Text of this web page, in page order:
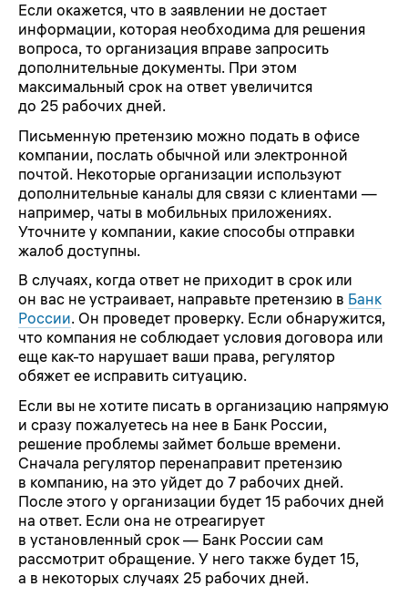
Если окажется, что в заявлении не достает
информации, которая необходима для решения
вопроса, то организация вправе запросить
дополнительные документы. При этом
максимальный срок на ответ увеличится
до 25 рабочих дней.
Письменную претензию можно подать в офисе
компании, послать обычной или электронной
почтой. Некоторые организации используют
дополнительные каналы для связи с клиентами —
например, чаты в мобильных приложениях.
Уточните у компании, какие способы отправки
жалоб доступны.
В случаях, когда ответ не приходит в срок или
он вас не устраивает, направьте претензию в Банк
России. Он проведет проверку. Если обнаружится,
что компания не соблюдает условия договора или
еще как-то нарушает ваши права, регулятор
обяжет ее исправить ситуацию.
Если вы не хотите писать в организацию напрямую
и сразу пожалуетесь на нее в Банк России,
решение проблемы займет больше времени.
Сначала регулятор перенаправит претензию
в компанию, на это уйдет до 7 рабочих дней.
После этого у организации будет 15 рабочих дней
на ответ. Если она не отреагирует
в установленный срок — Банк России сам
рассмотрит обращение. У него также будет 15,
а в некоторых случаях 25 рабочих дней.